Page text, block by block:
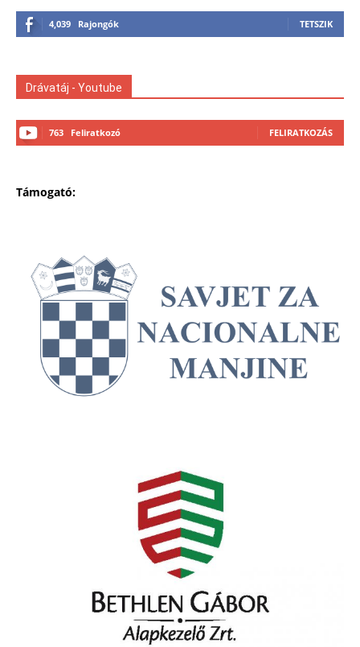
4,039 Rajongók TETSZIK
Drávatáj - Youtube
763 Feliratkozó FELIRATKOZÁS
Támogató: